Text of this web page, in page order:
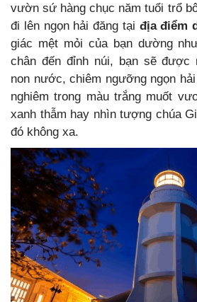
vườn sứ hàng chục năm tuổi trổ
đi lên ngọn hải đăng tại địa điểm
giác mệt mỏi của bạn dường
chân đến đỉnh núi, bạn sẽ được
non nước, chiêm ngưỡng ngọn
nghiêm trong màu trắng muốt
xanh thẫm hay nhìn tượng chúa
đó không xa.